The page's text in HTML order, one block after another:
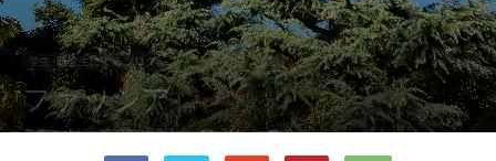
学生･研究生によるブログ
ファッシア
書者 aoki - 2023年8月7日 744 0